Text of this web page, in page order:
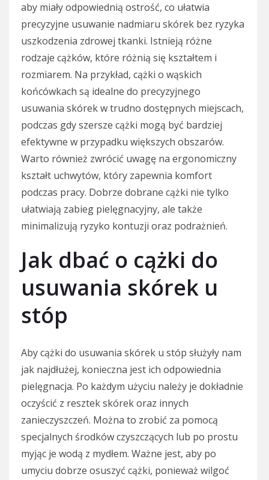
aby miały odpowiednią ostrość, co ułatwia
precyzyjne usuwanie nadmiaru skórek bez ryzyka
uszkodzenia zdrowej tkanki. Istnieją różne
rodzaje cążków, które różnią się kształtem i
rozmiarem. Na przykład, cążki o wąskich
końcówkach są idealne do precyzyjnego
usuwania skórek w trudno dostępnych miejscach,
podczas gdy szersze cążki mogą być bardziej
efektywne w przypadku większych obszarów.
Warto również zwrócić uwagę na ergonomiczny
kształt uchwytów, który zapewnia komfort
podczas pracy. Dobrze dobrane cążki nie tylko
ułatwiają zabieg pielęgnacyjny, ale także
minimalizują ryzyko kontuzji oraz podrażnień.
Jak dbać o cążki do
usuwania skórek u
stóp
Aby cążki do usuwania skórek u stóp służyły nam
jak najdłużej, konieczna jest ich odpowiednia
pielęgnacja. Po każdym użyciu należy je dokładnie
oczyścić z resztek skórek oraz innych
zanieczyszczeń. Można to zrobić za pomocą
specjalnych środków czyszczących lub po prostu
myjąc je wodą z mydłem. Ważne jest, aby po
umyciu dobrze osuszyć cążki, ponieważ wilgoć